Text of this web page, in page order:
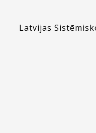
Latvijas